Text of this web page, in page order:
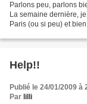
Parlons peu, parlons
La semaine dernière,
Paris (ou si peu) et
Help!!
Publié le 24/01/2009 à
Par lilli